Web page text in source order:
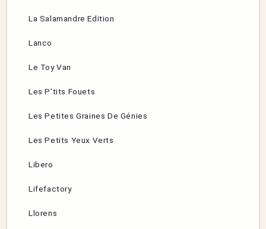
La Salamandre Edition
Lanco
Le Toy Van
Les P’tits Fouets
Les Petites Graines De Génies
Les Petits Yeux Verts
Libero
Lifefactory
Llorens